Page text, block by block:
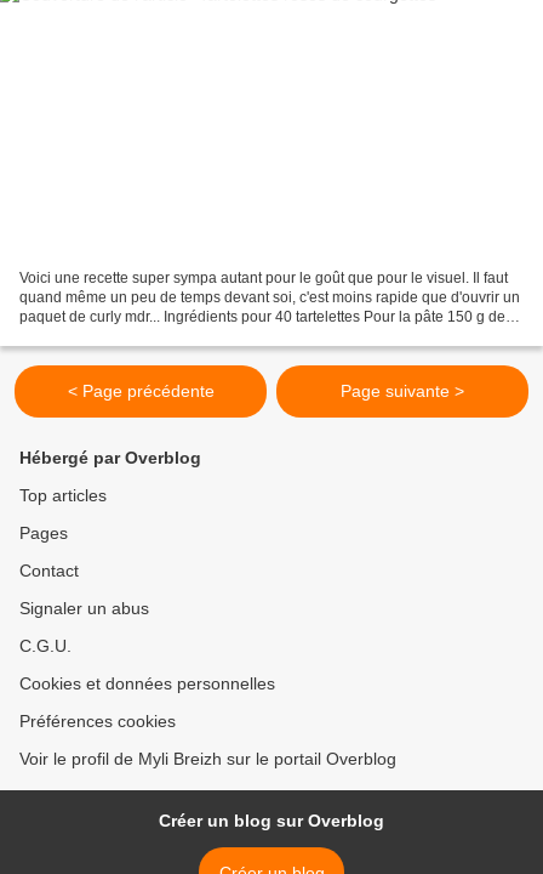
Voici une recette super sympa autant pour le goût que pour le visuel. Il faut
quand même un peu de temps devant soi, c'est moins rapide que d'ouvrir un
paquet de curly mdr... Ingrédients pour 40 tartelettes Pour la pâte 150 g de
< Page précédente Page suivante >
Hébergé par Overblog
Top articles
Pages
Contact
Signaler un abus
C.G.U.
Cookies et données personnelles
Préférences cookies
Voir le profil de Myli Breizh sur le portail Overblog
Créer un blog sur Overblog